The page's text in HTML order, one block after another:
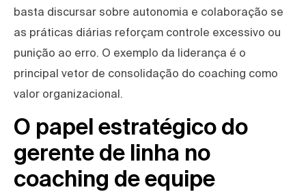
basta discursar sobre autonomia e colaboração se
as práticas diárias reforçam controle excessivo ou
punição ao erro. O exemplo da liderança é o
principal vetor de consolidação do coaching como
valor organizacional.
O papel estratégico do
gerente de linha no
coaching de equipe